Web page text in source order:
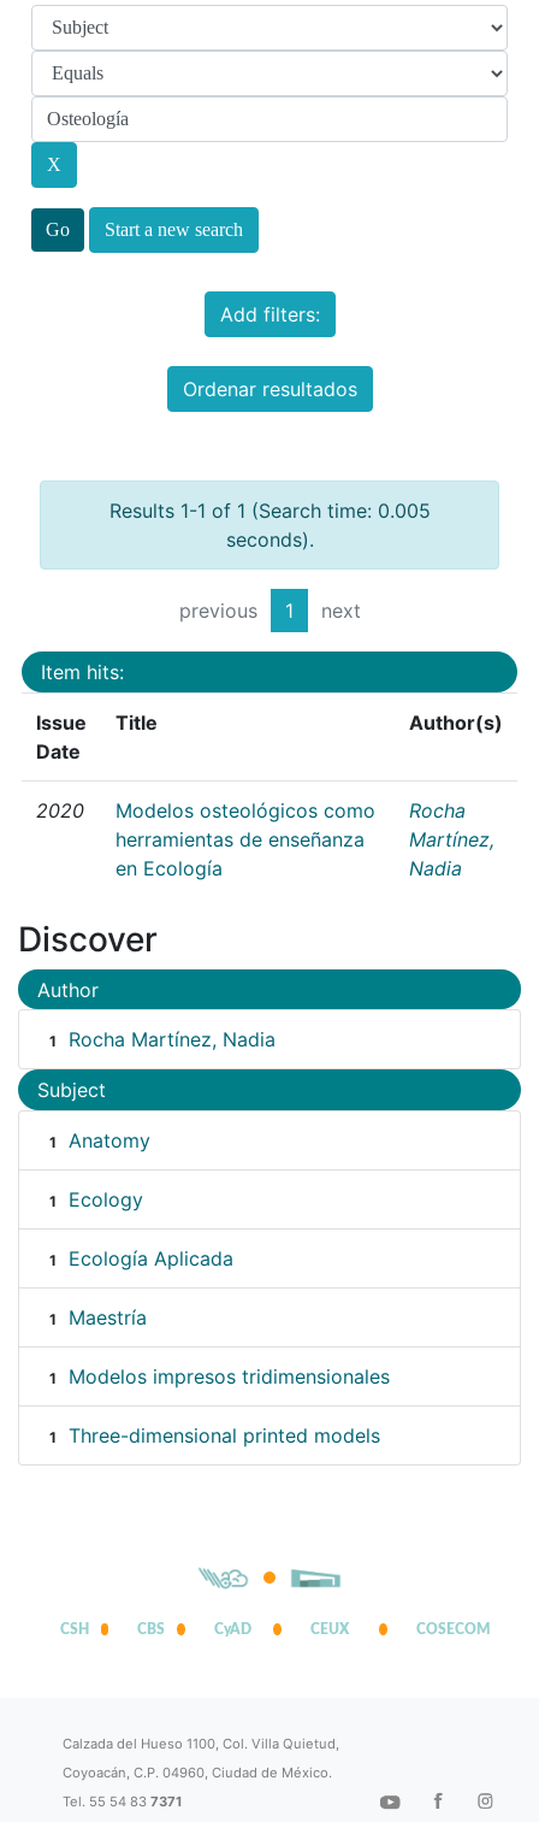
Start a new search
Add filters:
Ordenar resultados
Results 1-1 of 1 (Search time: 0.005
seconds).
previous 1 next
Item hits:
Issue
Date
Title Author(s)
2020
Modelos osteológicos como
herramientas de enseñanza
en Ecología
Rocha
Martínez,
Nadia
Discover
Author
1 Rocha Martínez, Nadia
Subject
1 Anatomy
1 Ecology
1 Ecología Aplicada
1 Maestría
1 Modelos impresos tridimensionales
1 Three-dimensional printed models
CSH CBS CyAD CEUX COSECOM
Calzada del Hueso 1100, Col. Villa Quietud,
Coyoacán, C.P. 04960, Ciudad de México.
Tel. 55 54 837371